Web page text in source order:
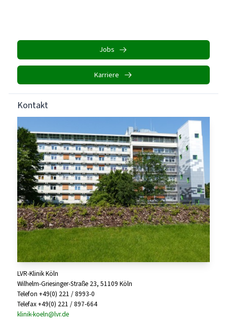
Jobs
Karriere
Kontakt
LVR-Klinik Köln
Wilhelm-Griesinger-Straße 23, 51109 Köln
Telefon +49(0) 221 / 8993-0
Telefax +49(0) 221 / 897-664
klinik-koeln@lvr.de